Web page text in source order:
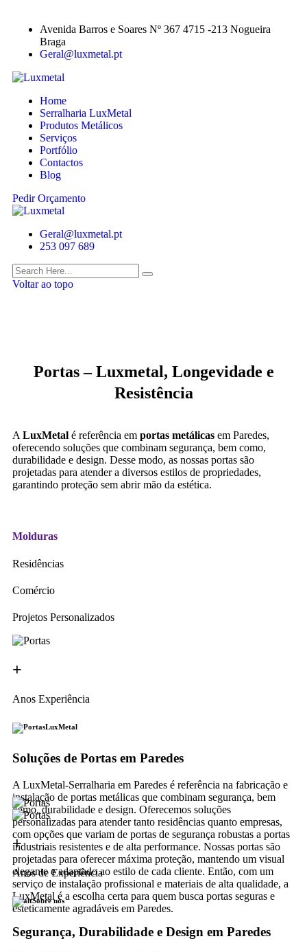
Avenida Barros e Soares Nº 367 4715 -213 Nogueira
Braga
Geral@luxmetal.pt
Home
Serralharia LuxMetal
Produtos Metálicos
Serviços
Portfólio
Contactos
Blog
Pedir Orçamento
Geral@luxmetal.pt
253 097 689
Voltar ao topo
Portas – Luxmetal, Longevidade e
Resistência
A LuxMetal é referência em portas metálicas em Paredes,
oferecendo soluções que combinam segurança, bem como,
durabilidade e design. Desse modo, as nossas portas são
projetadas para atender a diversos estilos de propriedades,
garantindo proteção sem abrir mão da estética.
Molduras
Residências
Comércio
Projetos Personalizados
+
Anos Experiência
LuxMetal
Soluções de Portas em Paredes
A LuxMetal-Serralharia em Paredes é referência na fabricação e
instalação de portas metálicas que combinam segurança, bem
como, durabilidade e design. Oferecemos soluções
personalizadas para atender tanto residências quanto empresas,
com opções que variam de portas de segurança robustas a portas
industriais resistentes e de alta performance. Nossas portas são
projetadas para oferecer máxima proteção, mantendo um visual
elegante e adaptado ao estilo de cada cliente. Então, com um
serviço de instalação profissional e materiais de alta qualidade, a
LuxMetal é a escolha certa para quem busca portas seguras e
esteticamente agradáveis em Paredes.
+
Anos de Experiência
Sobre nós
Segurança, Durabilidade e Design em Paredes